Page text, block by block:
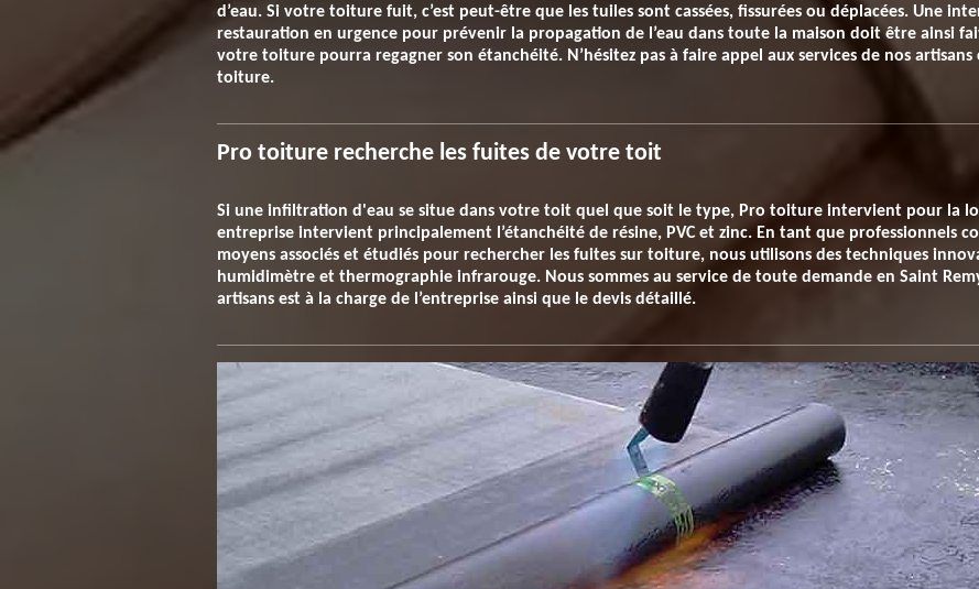
d’eau. Si votre toiture fuit, c’est peut-être que les tuiles sont cassées, fissurées ou déplacées. Une
restauration en urgence pour prévenir la propagation de l’eau dans toute la maison doit être ainsi
votre toiture pourra regagner son étanchéité. N’hésitez pas à faire appel aux services de nos
toiture.
Pro toiture recherche les fuites de votre toit
Si une infiltration d'eau se situe dans votre toit quel que soit le type, Pro toiture intervient pour la
entreprise intervient principalement l’étanchéité de résine, PVC et zinc. En tant que professionnels
moyens associés et étudiés pour rechercher les fuites sur toiture, nous utilisons des techniques
humidimètre et thermographie infrarouge. Nous sommes au service de toute demande en Saint
artisans est à la charge de l’entreprise ainsi que le devis détaillé.